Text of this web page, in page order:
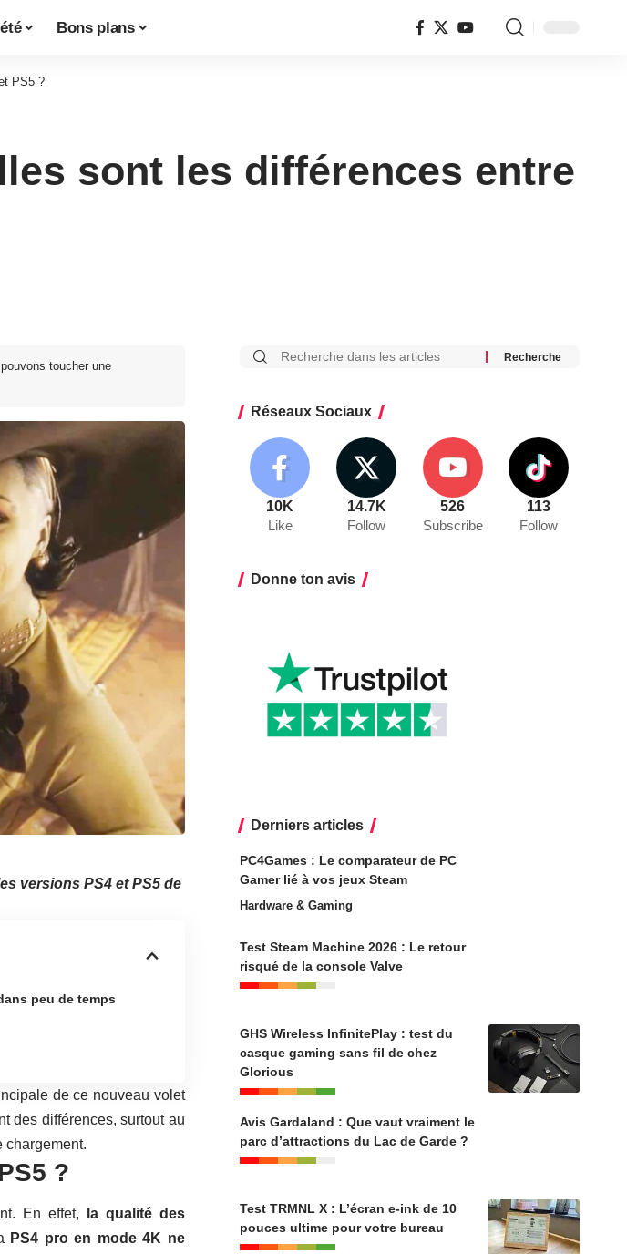
Bons plans
PS5 ?
sont les différences entre
toucher une
versions PS4 et PS5 de
peu de temps
de ce nouveau volet
des différences, surtout au
chargement.
?
En effet,
la qualité des
PS4 pro en mode 4K ne
Réseaux Sociaux
10K
Like
14.7K
Follow
526
Subscribe
113
Follow
Donne ton avis
Derniers articles
PC4Games : Le comparateur de PC
Gamer lié à vos jeux Steam
Hardware & Gaming
Test Steam Machine 2026 : Le retour
risqué de la console Valve
GHS Wireless InfinitePlay : test du
casque gaming sans fil de chez
Glorious
Avis Gardaland : Que vaut vraiment le
parc d’attractions du Lac de Garde ?
Test TRMNL X : L’écran e-ink de 10
pouces ultime pour votre bureau